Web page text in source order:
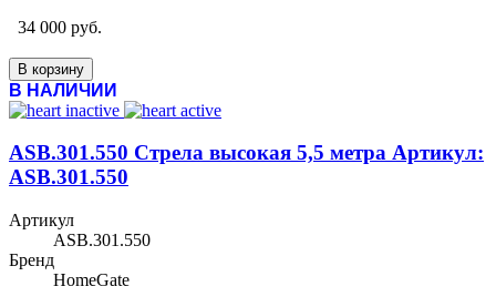
34 000 руб.
В корзину
В НАЛИЧИИ
ASB.301.550 Стрела высокая 5,5 метра Артикул:
ASB.301.550
Артикул
ASB.301.550
Бренд
HomeGate